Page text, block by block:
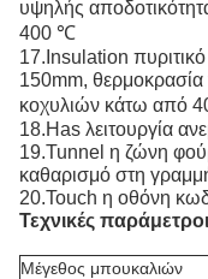
υψηλής
400 ℃
17.Insulation
150mm,
κοχυλιών κάτω από
18.Has λειτουργία
19.Tunnel η ζώνη
καθαρισμό στη
20.Touch η οθόνη
Τεχνικές παράμετροι
Μέγεθος μπουκαλιών